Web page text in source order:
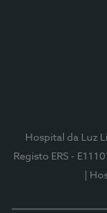
Hospital da Luz
Registo ERS -
|